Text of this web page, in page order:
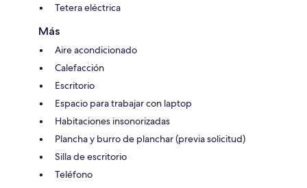
Tetera eléctrica
Más
Aire acondicionado
Calefacción
Escritorio
Espacio para trabajar con laptop
Habitaciones insonorizadas
Plancha y burro de planchar (previa solicitud)
Silla de escritorio
Teléfono